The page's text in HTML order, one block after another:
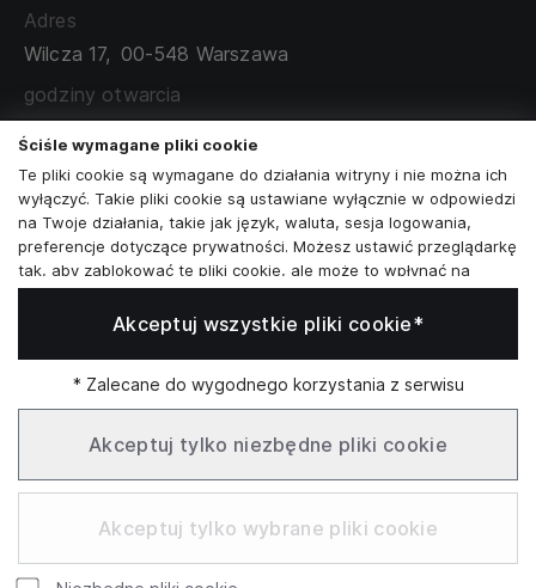
ZAMÓWIENIA KORPORACYJNE
WSPÓŁPRACA Z PARTNERAMI
Adres
Wilcza 17, 00-548 Warszawa
godziny otwarcia
poniedziałek - sobota: 11:00 - 19:00
Skontaktuj się z nami
+48573581161
info@reytel.pl
Whatsapp
Infolinia: Pn–Pt 09:00–17:00
Ściśle wymagane pliki cookie
Te pliki cookie są wymagane do działania witryny i nie można ich
wyłączyć. Takie pliki cookie są ustawiane wyłącznie w odpowiedzi
na Twoje działania, takie jak język, waluta, sesja logowania,
preferencje dotyczące prywatności. Możesz ustawić przeglądarkę
tak, aby zablokować te pliki cookie, ale może to wpłynąć na
sposób działania naszej witryny.
Analizy i statystyki
Marketing i retargeting
Te pliki cookie są zwykle ustawiane przez naszych partnerów
marketingowych i reklamowych. Mogą być przez nich
wykorzystywane do tworzenia profilu Twoich zainteresowań, a
następnie wyświetlania odpowiednich reklam. Jeśli nie zezwolisz
Twoich interesów.
Funkcjonalne pliki cookie
Akceptuj wszystkie pliki cookie*
* Zalecane do wygodnego korzystania z serwisu
Akceptuj tylko niezbędne pliki cookie
Akceptuj tylko wybrane pliki cookie